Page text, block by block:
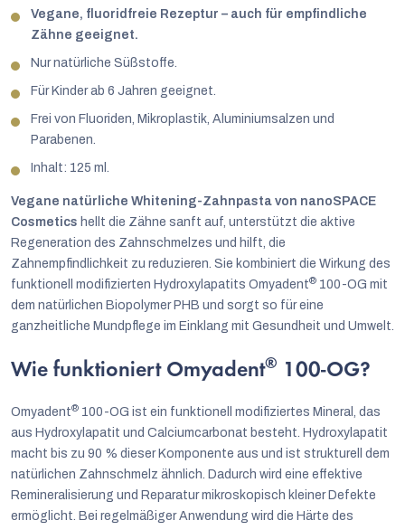
Vegane, fluoridfreie Rezeptur – auch für empfindliche
Zähne geeignet.
Nur natürliche Süßstoffe.
Für Kinder ab 6 Jahren geeignet.
Frei von Fluoriden, Mikroplastik, Aluminiumsalzen und
Parabenen.
Inhalt: 125 ml.
Vegane natürliche Whitening-Zahnpasta von nanoSPACE
Cosmetics hellt die Zähne sanft auf, unterstützt die aktive
Regeneration des Zahnschmelzes und hilft, die
Zahnempfindlichkeit zu reduzieren. Sie kombiniert die Wirkung des
funktionell modifizierten Hydroxylapatits Omyadent® 100-OG mit
dem natürlichen Biopolymer PHB und sorgt so für eine
ganzheitliche Mundpflege im Einklang mit Gesundheit und Umwelt.
Wie funktioniert Omyadent® 100-OG?
Omyadent® 100-OG ist ein funktionell modifiziertes Mineral, das
aus Hydroxylapatit und Calciumcarbonat besteht. Hydroxylapatit
macht bis zu 90 % dieser Komponente aus und ist strukturell dem
natürlichen Zahnschmelz ähnlich. Dadurch wird eine effektive
Remineralisierung und Reparatur mikroskopisch kleiner Defekte
ermöglicht. Bei regelmäßiger Anwendung wird die Härte des